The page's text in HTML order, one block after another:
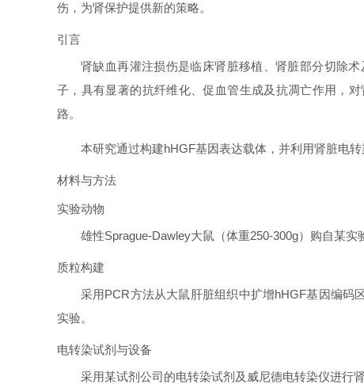
伤，为肾保护提供新的策略。
引言
肾缺血再灌注损伤是临床肾脏移植、肾脏部分切除
子，具有显著的抗纤维化、促血管生成及抗凋亡作用，
路。
本研究通过构建hHGF基因表达载体，并利用肾脏电
材料与方法
实验动物
雄性Sprague-Dawley大鼠（体重250-300g）购自某
质粒构建
采用PCR方法从大鼠肝脏组织中扩增hHGF基因编码
实验。
电转染试剂与设备
采用某试剂公司的电转染试剂及威尼德电转染仪进行肾